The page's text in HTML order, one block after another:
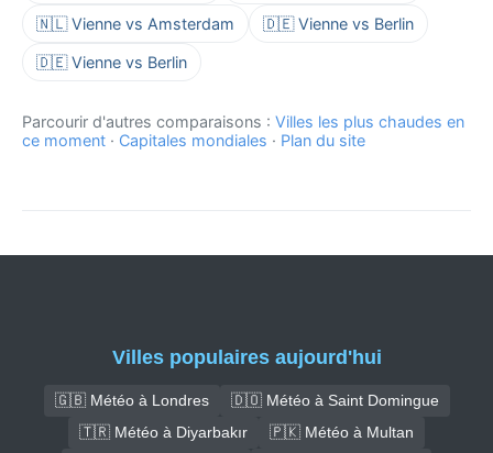
🇳🇱 Vienne vs Amsterdam 🇩🇪 Vienne vs Berlin
🇩🇪 Vienne vs Berlin
Parcourir d'autres comparaisons : Villes les plus chaudes en
ce moment · Capitales mondiales · Plan du site
Villes populaires aujourd'hui
🇬🇧 Météo à Londres
🇩🇴 Météo à Saint Domingue
🇹🇷 Météo à Diyarbakır
🇵🇰 Météo à Multan